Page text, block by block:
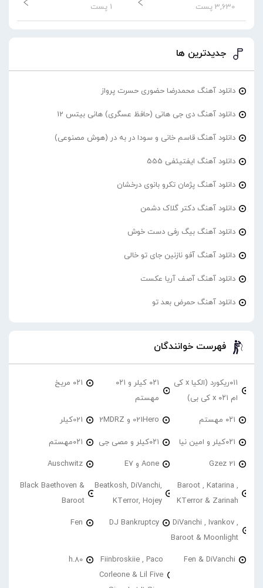
3,630 پست
1 پست
جدیدترین ها
دانلود آهنگ محمدرضا حضورى حسرت پرواز
دانلود آهنگ دی جی هانی (حافظ عسگری) هانی بیتس 12
دانلود آهنگ قاسم خانی و سودا در به در (هوش مصنوعی)
دانلود آهنگ ایفتیئفی 555
دانلود آهنگ پژمان تکرو بانوی درخشان
دانلود آهنگ دکتر گلاک دشمن
دانلود آهنگ بیگ رفی دست خوش
دانلود آهنگ آفو نازنین جای تو خالی
دانلود آهنگ آصف آریا عکست
دانلود آهنگ حمرض بعد تو
فهرست خوانندگان
۰۱۱ریکورد (الکیا x کی
ام ۰۲۱ x کی بی)
۰۲۱ کیلر و ۰۲۱
مهستم
۰۲۱ مریخ
۰۲۱ مهستم 021Hero و 2MDRZ 021کیلر
۰۲۱کیلر و امین نیا ۰۲۱کیلر و مصی جی ۰۲۱مهستم
21 Gzez Aone و E7 Auschwitz
Baroot , Katarina ,
KTerror & Zarinah
Beatkosh, DiVanchi,
KTerror, Hojey
Black Baethoven &
Baroot
DiVanchi , Ivankov ,
Baroot & Moonlight
DJ Bankruptcy
Fen
Fen & DiVanchi
Fiinbroskiie , Paco
Corleone & Lil Five
h.80